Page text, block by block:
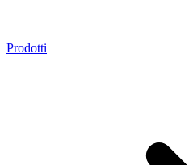
Prodotti